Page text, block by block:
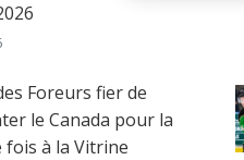
Foreurs fier de
le Canada pour la
fois à la Vitrine